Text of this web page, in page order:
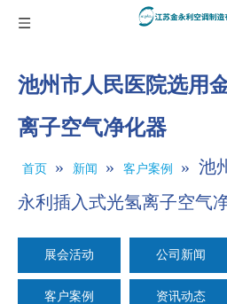
池州市人民医院选用
离子空气净化器
首页 » 新闻 » 客户案例 » 池
永利插入式光氢离子空气
展会活动 公司新闻
客户案例 资讯动态